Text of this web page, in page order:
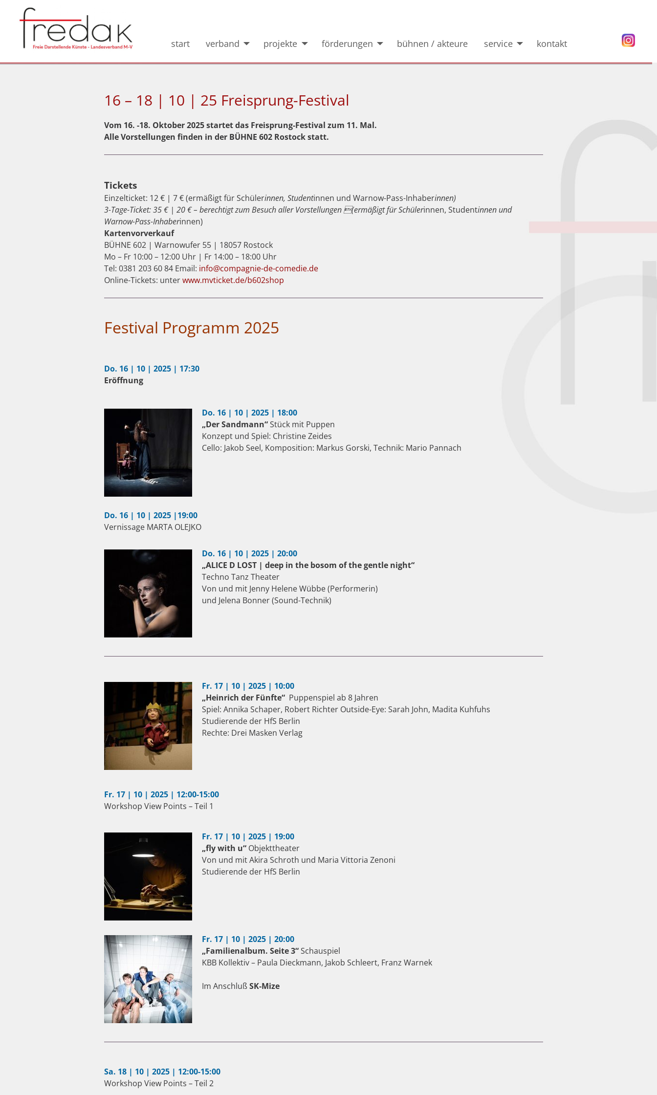
start verband projekte förderungen bühnen / akteure service kontakt
16 – 18 | 10 | 25 Freisprung-Festival
Vom 16. -18. Oktober 2025 startet das Freisprung-Festival zum 11. Mal.
Alle Vorstellungen finden in der BÜHNE 602 Rostock statt.
Tickets
Einzelticket: 12 € | 7 € (ermäßigt für Schülerinnen, Studentinnen und Warnow-Pass-Inhaberinnen)
3-Tage-Ticket: 35 € | 20 € – berechtigt zum Besuch aller Vorstellungen (ermäßigt für Schülerinnen, Studentinnen und
Warnow-Pass-Inhaberinnen)
Kartenvorverkauf
BÜHNE 602 | Warnowufer 55 | 18057 Rostock
Mo – Fr 10:00 – 12:00 Uhr | Fr 14:00 – 18:00 Uhr
Tel: 0381 203 60 84 Email: info@compagnie-de-comedie.de
Online-Tickets: unterwww.mvticket.de/b602shop
Festival Programm 2025
Do. 16 | 10 | 2025 | 17:30
Eröffnung
Do. 16 | 10 | 2025 | 18:00
„Der Sandmann“Stück mit Puppen
Konzept und Spiel: Christine Zeides
Cello: Jakob Seel, Komposition: Markus Gorski, Technik: Mario Pannach
Do. 16 | 10 | 2025 |19:00
Vernissage MARTA OLEJKO
Do. 16 | 10 | 2025 | 20:00
„ALICE D LOST | deep in the bosom of the gentle night“
Techno Tanz Theater
Von und mit Jenny Helene Wübbe (Performerin)
und Jelena Bonner (Sound-Technik)
Fr. 17 | 10 | 2025 | 10:00
„Heinrich der Fünfte“Puppenspiel ab 8 Jahren
Spiel: Annika Schaper, Robert Richter Outside-Eye: Sarah John, Madita Kuhfuhs
Studierende der HfS Berlin
Rechte: Drei Masken Verlag
Fr. 17 | 10 | 2025 | 12:00-15:00
Workshop View Points – Teil 1
Fr. 17 | 10 | 2025 | 19:00
„fly with u“ Objekttheater
Von und mit Akira Schroth und Maria Vittoria Zenoni
Studierende der HfS Berlin
Fr. 17 | 10 | 2025 | 20:00
„Familienalbum. Seite 3“Schauspiel
KBB Kollektiv – Paula Dieckmann, Jakob Schleert, Franz Warnek
Im AnschlußSK-Mize
Sa. 18 | 10 | 2025 | 12:00-15:00
Workshop View Points – Teil 2